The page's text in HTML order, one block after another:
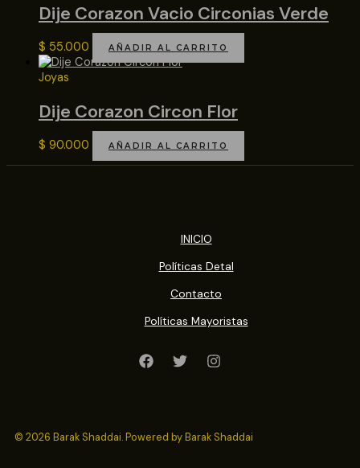
Dije Corazon Vacio Circonias Verde
$ 55.000 AÑADIR AL CARRITO
Joyas
Dije Corazon Circon Flor
$ 90.000 AÑADIR AL CARRITO
INICIO
Políticas Detal
Contacto
Políticas Mayoristas
© 2026 Barak Shaddai. Powered by Barak Shaddai